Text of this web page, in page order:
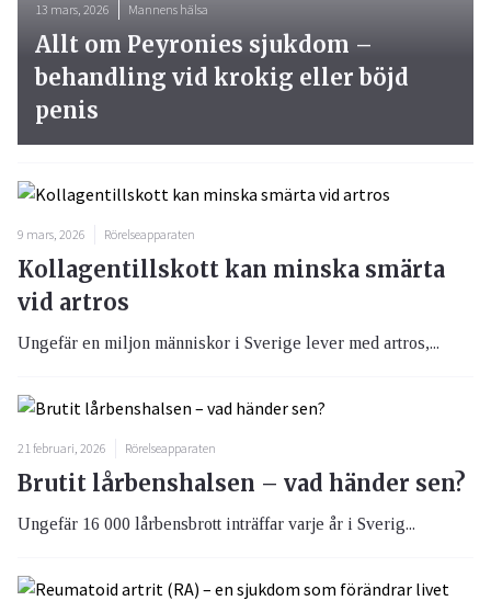
13 mars, 2026 Mannens hälsa
Allt om Peyronies sjukdom –
behandling vid krokig eller böjd
penis
9 mars, 2026 Rörelseapparaten
Kollagentillskott kan minska smärta
vid artros
Ungefär en miljon människor i Sverige lever med artros,...
21 februari, 2026 Rörelseapparaten
Brutit lårbenshalsen – vad händer sen?
Ungefär 16 000 lårbensbrott inträffar varje år i Sverig...